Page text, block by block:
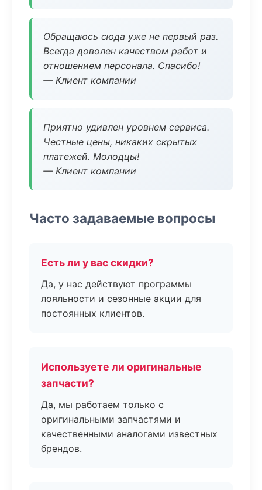
Обращаюсь сюда уже не первый раз.
Всегда доволен качеством работ и
отношением персонала. Спасибо!
— Клиент компании
Приятно удивлен уровнем сервиса.
Честные цены, никаких скрытых
платежей. Молодцы!
— Клиент компании
Часто задаваемые вопросы
Есть ли у вас скидки?
Да, у нас действуют программы
лояльности и сезонные акции для
постоянных клиентов.
Используете ли оригинальные
запчасти?
Да, мы работаем только с
оригинальными запчастями и
качественными аналогами известных
брендов.